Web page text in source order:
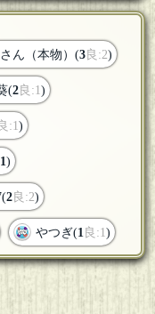
ん（本物）(3良:2)
(2良:1)
:1)
1)
2良:2)
やつぎ(1良:1)